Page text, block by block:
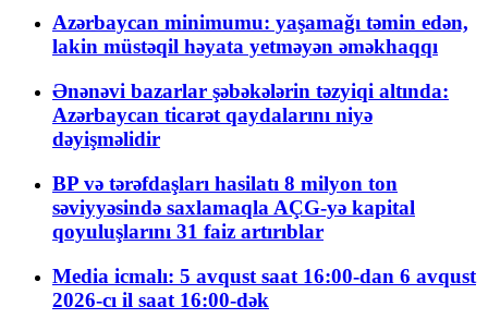
Azərbaycan minimumu: yaşamağı təmin edən,
lakin müstəqil həyata yetməyən əməkhaqqı
Ənənəvi bazarlar şəbəkələrin təzyiqi altında:
Azərbaycan ticarət qaydalarını niyə
dəyişməlidir
BP və tərəfdaşları hasilatı 8 milyon ton
səviyyəsində saxlamaqla AÇG-yə kapital
qoyuluşlarını 31 faiz artırıblar
Media icmalı: 5 avqust saat 16:00-dan 6 avqust
2026-cı il saat 16:00-dək